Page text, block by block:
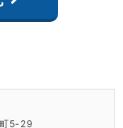
5-29